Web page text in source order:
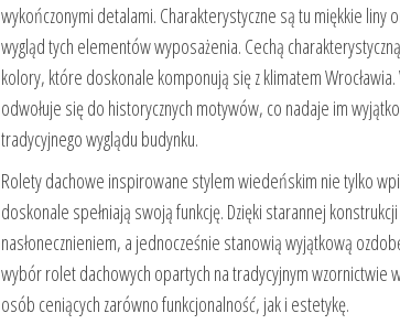
wykończonymi detalami. Charakterystyczne są tu miękkie
wygląd tych elementów wyposażenia. Cechą
kolory, które doskonale komponują się z klimatem
odwołuje się do historycznych motywów, co nadaje im
tradycyjnego wyglądu budynku.
Rolety dachowe inspirowane stylem wiedeńskim nie tylko
doskonale spełniają swoją funkcję. Dzięki starannej
nasłonecznieniem, a jednocześnie stanowią wyjątkową
wybór rolet dachowych opartych na tradycyjnym wzornictwie
osób ceniących zarówno funkcjonalność, jak i estetykę.